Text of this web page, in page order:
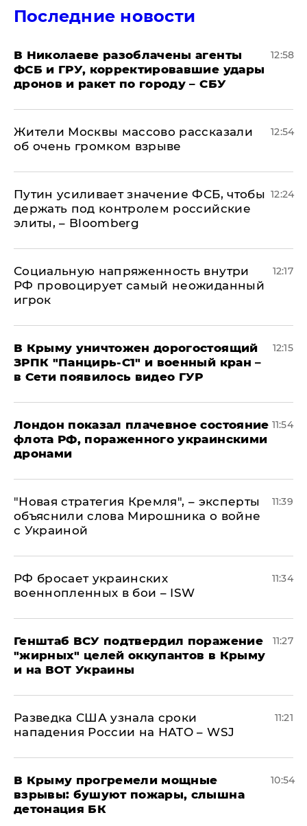
Последние новости
В Николаеве разоблачены агенты
ФСБ и ГРУ, корректировавшие удары
дронов и ракет по городу – СБУ
12:58
Жители Москвы массово рассказали
об очень громком взрыве
12:54
Путин усиливает значение ФСБ, чтобы
держать под контролем российские
элиты, – Bloomberg
12:24
Социальную напряженность внутри
РФ провоцирует самый неожиданный
игрок
12:17
В Крыму уничтожен дорогостоящий
ЗРПК "Панцирь-С1" и военный кран –
в Сети появилось видео ГУР
12:15
Лондон показал плачевное состояние
флота РФ, пораженного украинскими
дронами
11:54
"Новая стратегия Кремля", – эксперты
объяснили слова Мирошника о войне
с Украиной
11:39
РФ бросает украинских
военнопленных в бои – ISW
11:34
Генштаб ВСУ подтвердил поражение
"жирных" целей оккупантов в Крыму
и на ВОТ Украины
11:27
Разведка США узнала сроки
нападения России на НАТО – WSJ
11:21
В Крыму прогремели мощные
взрывы: бушуют пожары, слышна
детонация БК
10:54